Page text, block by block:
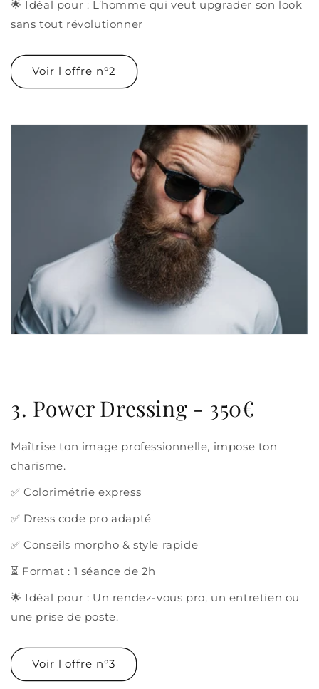
🌟 Idéal pour : L’homme qui veut upgrader son look
sans tout révolutionner
Voir l'offre n°2
3. Power Dressing - 350€
Maîtrise ton image professionnelle, impose ton
charisme.
✅ Colorimétrie express
✅ Dress code pro adapté
✅ Conseils morpho & style rapide
⏳ Format : 1 séance de 2h
🌟 Idéal pour : Un rendez-vous pro, un entretien ou
une prise de poste.
Voir l'offre n°3